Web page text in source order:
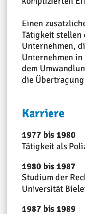
Einen
Tätigkeit stellen
Unternehmen,
Unternehmen in
dem
die
Karriere
1977 bis 1980
Tätigkeit als
1980 bis 1987
Studium der
Universität
1987 bis 1989